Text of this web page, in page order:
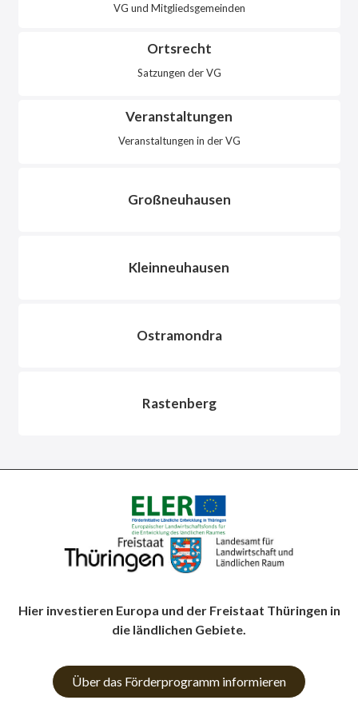
VG und Mitgliedsgemeinden
Ortsrecht
Satzungen der VG
Veranstaltungen
Veranstaltungen in der VG
Großneuhausen
Kleinneuhausen
Ostramondra
Rastenberg
Hier investieren Europa und der Freistaat Thüringen in
die ländlichen Gebiete.
Über das Förderprogramm informieren